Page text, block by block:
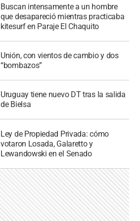
Buscan intensamente a un hombre
que desapareció mientras practicaba
kitesurf en Paraje El Chaquito
Unión, con vientos de cambio y dos
“bombazos”
Uruguay tiene nuevo DT tras la salida
de Bielsa
Ley de Propiedad Privada: cómo
votaron Losada, Galaretto y
Lewandowski en el Senado